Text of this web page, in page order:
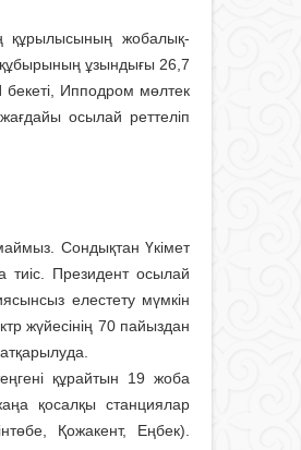
құрылысының жобалық-
құбырының ұзындығы 26,7
Ипподром мөлтек
осылай реттеліп
Сондықтан Үкімет
тиіс. Президент осылай
елестету мүмкін
жүйесінің 70 пайыздан
құрайтын 19 жоба
қосалқы станциялар
Қожакент, Еңбек).